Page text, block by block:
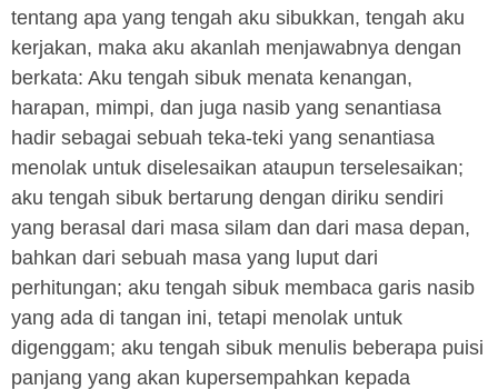
tentang apa yang tengah aku sibukkan, tengah aku
kerjakan, maka aku akanlah menjawabnya dengan
berkata: Aku tengah sibuk menata kenangan,
harapan, mimpi, dan juga nasib yang senantiasa
hadir sebagai sebuah teka-teki yang senantiasa
menolak untuk diselesaikan ataupun terselesaikan;
aku tengah sibuk bertarung dengan diriku sendiri
yang berasal dari masa silam dan dari masa depan,
bahkan dari sebuah masa yang luput dari
perhitungan; aku tengah sibuk membaca garis nasib
yang ada di tangan ini, tetapi menolak untuk
digenggam; aku tengah sibuk menulis beberapa puisi
panjang yang akan kupersempahkan kepada